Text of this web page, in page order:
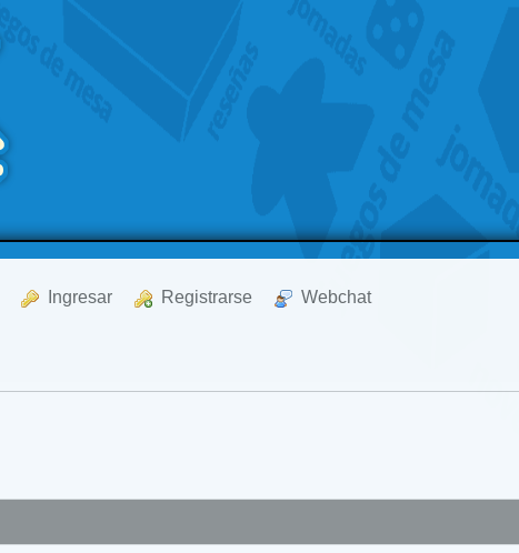
Ingresar Registrarse Webchat